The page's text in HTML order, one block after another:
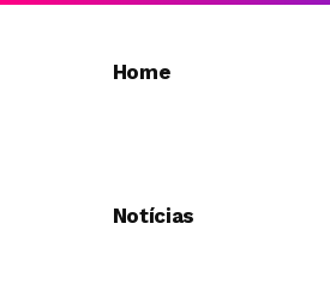
Home
Notícias